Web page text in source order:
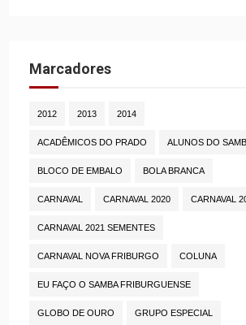
Marcadores
2012 2013 2014
ACADÊMICOS DO PRADO ALUNOS DO
BLOCO DE EMBALO BOLA BRANCA
CARNAVAL CARNAVAL 2020 CARNAVAL
CARNAVAL 2021 SEMENTES
CARNAVAL NOVA FRIBURGO COLUNA
EU FAÇO O SAMBA FRIBURGUENSE
GLOBO DE OURO GRUPO ESPECIAL